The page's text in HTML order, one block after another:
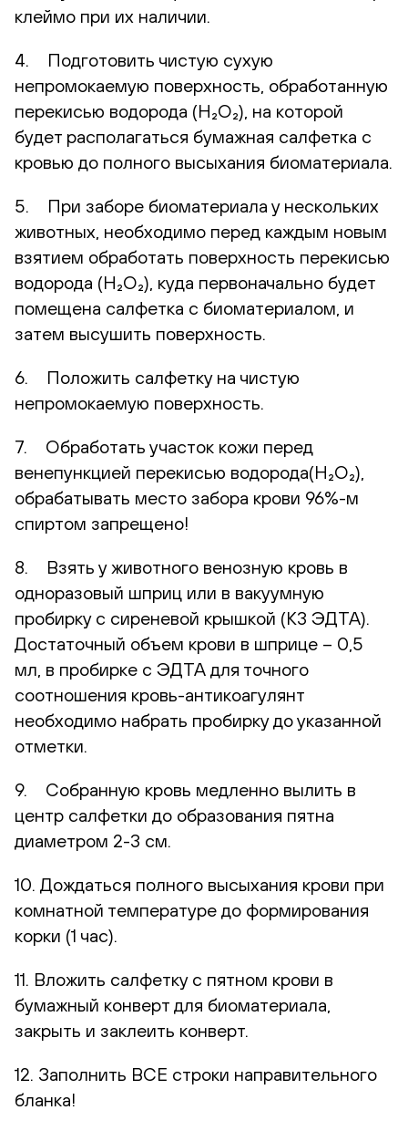
клеймо при их наличии.
4. Подготовить чистую сухую
непромокаемую поверхность, обработанную
перекисью водорода (H₂O₂), на которой
будет располагаться бумажная салфетка с
кровью до полного высыхания биоматериала.
5. При заборе биоматериала у нескольких
животных, необходимо перед каждым новым
взятием обработать поверхность перекисью
водорода (H₂O₂), куда первоначально будет
помещена салфетка с биоматериалом, и
затем высушить поверхность.
6. Положить салфетку на чистую
непромокаемую поверхность.
7. Обработать участок кожи перед
венепункцией перекисью водорода(H₂O₂),
обрабатывать место забора крови 96%-м
спиртом запрещено!
8. Взять у животного венозную кровь в
одноразовый шприц или в вакуумную
пробирку с сиреневой крышкой (К3 ЭДТА).
Достаточный объем крови в шприце – 0,5
мл, в пробирке с ЭДТА для точного
соотношения кровь-антикоагулянт
необходимо набрать пробирку до указанной
отметки.
9. Собранную кровь медленно вылить в
центр салфетки до образования пятна
диаметром 2-3 см.
10. Дождаться полного высыхания крови при
комнатной температуре до формирования
корки (1 час).
11. Вложить салфетку с пятном крови в
бумажный конверт для биоматериала,
закрыть и заклеить конверт.
12. Заполнить ВСЕ строки направительного
бланка!